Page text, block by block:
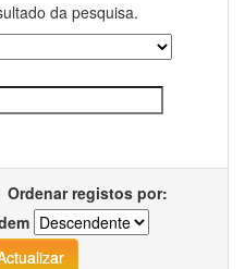
da pesquisa.
Ordenar registos por: